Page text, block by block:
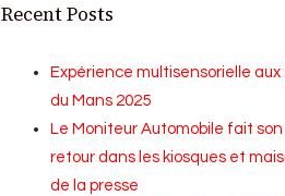
Recent Posts
Expérience multisensorielle aux
du Mans 2025
Le Moniteur Automobile fait son
retour dans les kiosques et
de la presse